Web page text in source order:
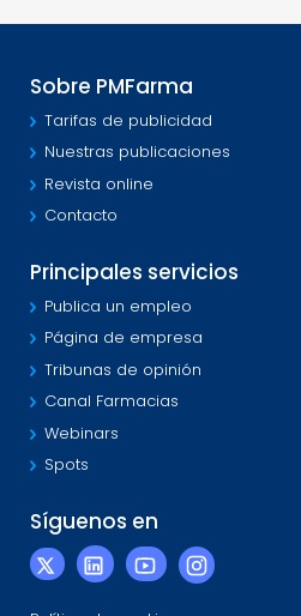
Sobre PMFarma
Tarifas de publicidad
Nuestras publicaciones
Revista online
Contacto
Principales servicios
Publica un empleo
Página de empresa
Tribunas de opinión
Canal Farmacias
Webinars
Spots
Síguenos en